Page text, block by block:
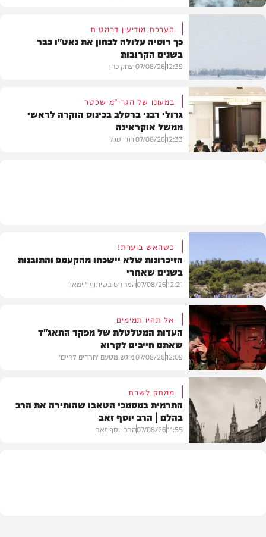
הערכת מודיעין דרמטית
כך רוסיה עלולה לבחון את נאט"ו כבר
בשנים הקרובות
12:39
07/08/26יצחק כהן
במעונו של הגרי"מ שכטר
גדולי רבני ברסלב בכינוס הוקרה לראשי
ממשל אוקראינה
12:33
07/08/26דודי סגל
וידאו
כשהאש בוערת!
הזיכרונות שלא יישכחו מהקעמפ והתובנות
בשנים שאחרי
12:21
07/08/26המחדש בשיתוף "וימאן"
דעות
אל תהיו תמימים
העדות המטלטלת של מפקד התאג"ד
שאתם חייבים לקרוא
12:09
07/08/26מוגש מטעם 'חרדים לחיים'
ממתק לשבת
התרמית במסמכי הטאבו שהותירה את הרב
בהלם | הרב יוסף זאב
11:55
07/08/26הרב יוסף זאב